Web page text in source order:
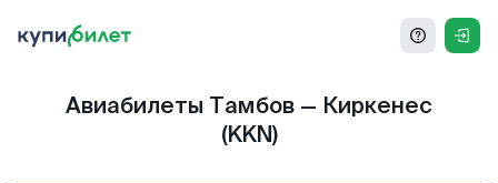
Авиабилеты Тамбов — Киркенес
(KKN)